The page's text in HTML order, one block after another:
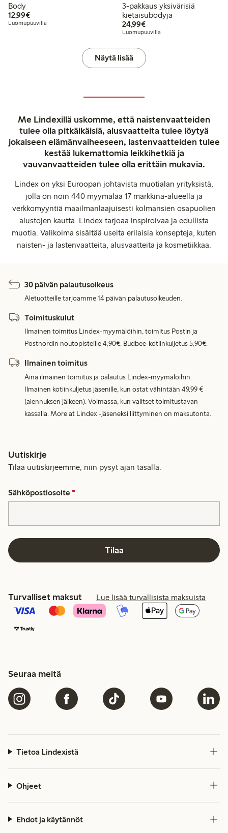
Body
12,99€12,99 €
Luomupuuvilla
3-pakkaus yksivärisiä
kietaisubodyja
24,99€24,99 €
Luomupuuvilla
Näytä lisää
Me Lindexillä uskomme, että naistenvaatteiden
tulee olla pitkäikäisiä, alusvaatteita tulee löytyä
jokaiseen elämänvaiheeseen, lastenvaatteiden tulee
kestää lukemattomia leikkihetkiä ja
vauvanvaatteiden tulee olla erittäin mukavia.
Lindex on yksi Euroopan johtavista muotialan yrityksistä,
jolla on noin 440 myymälää 17 markkina-alueella ja
verkkomyyntiä maailmanlaajuisesti kolmansien osapuolien
alustojen kautta. Lindex tarjoaa inspiroivaa ja edullista
muotia. Valikoima sisältää useita erilaisia konsepteja, kuten
naisten- ja lastenvaatteita, alusvaatteita ja kosmetiikkaa.
30 päivän palautusoikeus
Aletuotteille tarjoamme 14 päivän palautusoikeuden.
Toimituskulut
Ilmainen toimitus Lindex-myymälöihin, toimitus Postin ja
Postnordin noutopisteille 4,90€. Budbee-kotiinkuljetus 5,90€.
Ilmainen toimitus
Aina ilmainen toimitus ja palautus Lindex-myymälöihin.
Ilmainen kotiinkuljetus jäsenille, kun ostat vähintään 49,99 €
(alennuksen jälkeen). Voimassa, kun valitset toimitustavan
kassalla. More at Lindex -jäseneksi liittyminen on maksutonta.
Uutiskirje
Tilaa uutiskirjeemme, niin pysyt ajan tasalla.
Sähköpostiosoite *
Tilaa
Turvalliset maksut Lue lisää turvallisista maksuista
Seuraa meitä
Tietoa Lindexistä
Ohjeet
Ehdot ja käytännöt